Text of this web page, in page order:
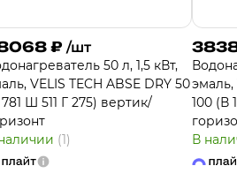
₽ /шт
50 л, 1,5 кВт,
VELIS TECH ABSE DRY 50
Ш 511 Г 275) вертик/
(1)
эмаль,
100 (В
В